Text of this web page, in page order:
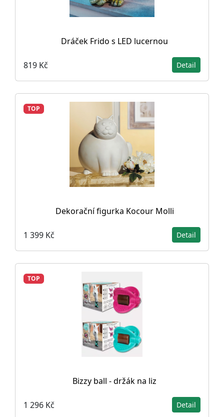
Dráček Frido s LED lucernou
819 Kč Detail
TOP
Dekorační figurka Kocour Molli
1 399 Kč Detail
TOP
Bizzy ball - držák na liz
1 296 Kč Detail